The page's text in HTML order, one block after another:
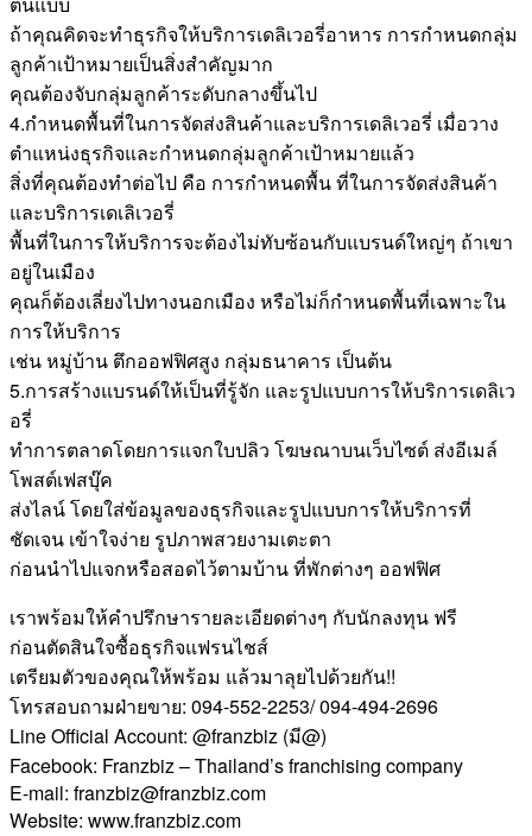
ถ้าคุณคิดจะทำธุรกิจให้บริการเดลิเวอรี่อาหาร การกำหนดกลุ่ม
ลูกค้าเป้าหมายเป็นสิ่งสำคัญมาก
คุณต้องจับกลุ่มลูกค้าระดับกลางขึ้นไป
4.กำหนดพื้นที่ในการจัดส่งสินค้าและบริการเดลิเวอรี่ เมื่อวาง
ตำแหน่งธุรกิจและกำหนดกลุ่มลูกค้าเป้าหมายแล้ว
สิ่งที่คุณต้องทำต่อไป คือ การกำหนดพื้น ที่ในการจัดส่งสินค้า
และบริการเดเลิเวอรี่
พื้นที่ในการให้บริการจะต้องไม่ทับซ้อนกับแบรนด์ใหญ่ๆ ถ้าเขา
อยู่ในเมือง
คุณก็ต้องเลี่ยงไปทางนอกเมือง หรือไม่ก็กำหนดพื้นที่เฉพาะใน
การให้บริการ
เช่น หมู่บ้าน ตึกออฟฟิศสูง กลุ่มธนาคาร เป็นต้น
5.การสร้างแบรนด์ให้เป็นที่รู้จัก และรูปแบบการให้บริการเดลิเว
อรี่
ทำการตลาดโดยการแจกใบปลิว โฆษณาบนเว็บไซต์ ส่งอีเมล์
โพสต์เฟสบุ๊ค
ส่งไลน์ โดยใส่ข้อมูลของธุรกิจและรูปแบบการให้บริการที่
ชัดเจน เข้าใจง่าย รูปภาพสวยงามเตะตา
ก่อนนำไปแจกหรือสอดไว้ตามบ้าน ที่พักต่างๆ ออฟฟิศ
เราพร้อมให้คำปรึกษารายละเอียดต่างๆ กับนักลงทุน ฟรี
ก่อนตัดสินใจซื้อธุรกิจแฟรนไชส์
เตรียมตัวของคุณให้พร้อม แล้วมาลุยไปด้วยกัน!!
โทรสอบถามฝ่ายขาย: 094-552-2253/ 094-494-2696
Line Official Account: @franzbiz (มี@)
Facebook: Franzbiz – Thailand’s franchising company
E-mail: franzbiz@franzbiz.com
Website: www.franzbiz.com